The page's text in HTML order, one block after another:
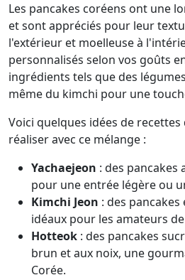
Les pancakes coréens ont une
et sont appréciés pour leur
l'extérieur et moelleuse à
personnalisés selon vos goûts
ingrédients tels que des
même du kimchi pour une
Voici quelques idées de recettes
réaliser avec ce mélange :
Yachaejeon : des pancakes
pour une entrée légère ou
Kimchi Jeon : des
idéaux pour les amateurs
Hotteok : des pancakes
brun et aux noix, une
Corée.